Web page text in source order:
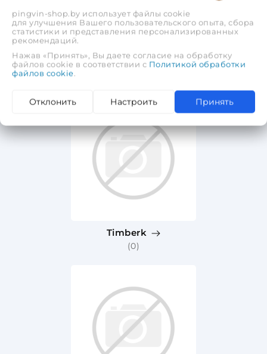
TDM
Timberk
(0)
pingvin-shop.by использует файлы cookie
для улучшения Вашего пользовательского опыта, сбора
статистики и представления персонализированных
рекомендаций.
Нажав «Принять», Вы даете согласие на обработку
файлов cookie в соответствии с Политикой обработки
файлов cookie.
Отклонить Настроить Принять